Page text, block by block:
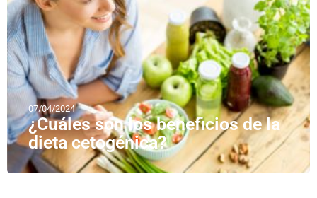
07/04/2024
¿Cuáles son los beneficios de la
dieta cetogénica?